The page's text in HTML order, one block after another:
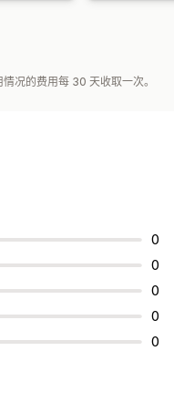
况的费用每 30 天收取一次。
0
0
0
0
0